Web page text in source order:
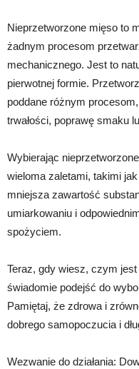
Nieprzetworzone mięso to
żadnym procesom
mechanicznego. Jest to
pierwotnej formie.
poddane różnym
trwałości, poprawę smaku
Wybierając
wieloma zaletami, takimi
mniejsza zawartość
umiarkowaniu i
spożyciem.
Teraz, gdy wiesz, czym
świadomie podejść do
Pamiętaj, że zdrowa i
dobrego samopoczucia i
Wezwanie do działania: